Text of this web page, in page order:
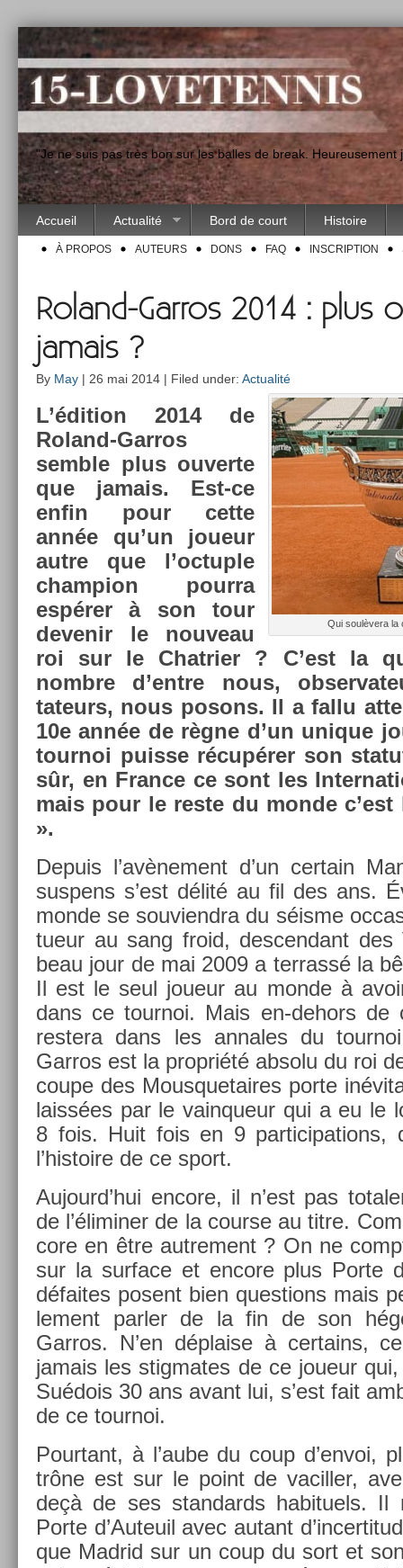
"Je ne suis pas très bon sur les balles de break.
Accueil Actualité Bord de court Histoire
À PROPOS AUTEURS DONS FAQ INSCRIPTION
Roland-Garros 2014 : plus
jamais ?
By May | 26 mai 2014 | Filed under: Actualité
Qui soulèvera la
L’édi­tion 2014 de
Roland-Garros
semble plus ouver­te
que jamais. Est-ce
enfin pour cette
année qu’un joueur
autre que l’oc­tu­ple
champ­ion pour­ra
espérer à son tour
de­venir le nouveau
roi sur le Chat­ri­er ? C’est la
nombre d’entre nous,
tateurs, nous posons. Il a fallu
10e année de règne d’un uni­que
tour­noi puis­se récupérer son
sûr, en Fran­ce ce sont les
mais pour le reste du monde
».
De­puis l’avène­ment d’un cer­tain
sus­pens s’est délité au fil des ans.
monde se souviendra du séisme
tueur au sang froid, de­scen­dant
beau jour de mai 2009 a ter­rassé la
Il est le seul joueur au monde à
dans ce tour­noi. Mais en-dehors de
re­stera dans les an­nales du
Garros est la pro­priété ab­solu du roi
coupe des Mous­quetaires porte
laissées par le vain­queur qui a eu le
8 fois. Huit fois en 9 par­ticipa­tions,
l’his­toire de ce sport.
Aujourd’hui en­core, il n’est pas
de l’élimin­er de la co­ur­se au titre.
core en être aut­re­ment ? On ne
sur la sur­face et en­core plus Porte
défaites posent bien ques­tions mais
le­ment parl­er de la fin de son
Garros. N’en dépla­ise à cer­tains,
jamais les stig­mates de ce joueur
Suédois 30 ans avant lui, s’est fait
de ce tour­noi.
Pour­tant, à l’aube du coup d’envoi,
trône est sur le point de vacill­er,
deçà de ses stan­dards habituels. Il
Porte d’Auteuil avec autant
que Mad­rid sur un coup du sort et